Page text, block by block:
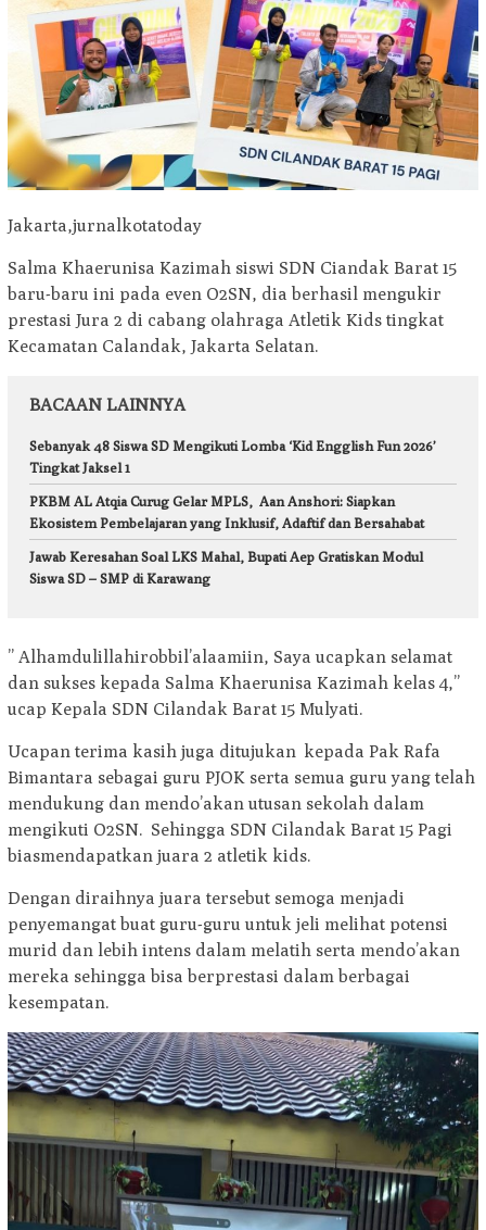
Jakarta,jurnalkotatoday
Salma Khaerunisa Kazimah siswi SDN Ciandak Barat 15
baru-baru ini pada even O2SN, dia berhasil mengukir
prestasi Jura 2 di cabang olahraga Atletik Kids tingkat
Kecamatan Calandak, Jakarta Selatan.
BACAAN LAINNYA
Sebanyak 48 Siswa SD Mengikuti Lomba ‘Kid Engglish Fun 2026’
Tingkat Jaksel 1
PKBM AL Atqia Curug Gelar MPLS, Aan Anshori: Siapkan
Ekosistem Pembelajaran yang Inklusif, Adaftif dan Bersahabat
Jawab Keresahan Soal LKS Mahal, Bupati Aep Gratiskan Modul
Siswa SD – SMP di Karawang
’’ Alhamdulillahirobbil’alaamiin, Saya ucapkan selamat
dan sukses kepada Salma Khaerunisa Kazimah kelas 4,’’
ucap Kepala SDN Cilandak Barat 15 Mulyati.
Ucapan terima kasih juga ditujukan kepada Pak Rafa
Bimantara sebagai guru PJOK serta semua guru yang telah
mendukung dan mendo’akan utusan sekolah dalam
mengikuti O2SN. Sehingga SDN Cilandak Barat 15 Pagi
biasmendapatkan juara 2 atletik kids.
Dengan diraihnya juara tersebut semoga menjadi
penyemangat buat guru-guru untuk jeli melihat potensi
murid dan lebih intens dalam melatih serta mendo’akan
mereka sehingga bisa berprestasi dalam berbagai
kesempatan.